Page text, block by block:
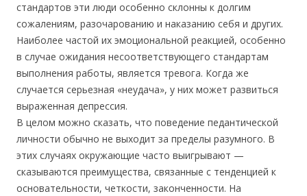
стандартов эти люди особенно склонны к долгим
сожалениям, разочарованию и наказанию себя и других.
Наиболее частой их эмоциональной реакцией, особенно
в случае ожидания несоответствующего стандартам
выполнения работы, является тревога. Когда же
случается серьезная «неудача», у них может развиться
выраженная депрессия.
В целом можно сказать, что поведение педантической
личности обычно не выходит за пределы разумного. В
этих случаях окружающие часто выигрывают —
сказываются преимущества, связанные с тенденцией к
основательности, четкости, законченности. На